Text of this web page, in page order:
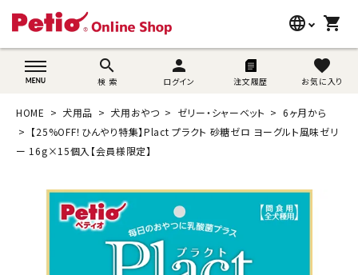
language
wovn-lang-name
shopping_cart
search
検 索
person
ログイン 注文履歴
favorite
お気に入り
search
猫用品
ブランド別に探す
目的別に探す
HOME 犬用品 犬用おやつ ゼリー・シャーベット
6ヶ月から
【25%OFF！ひんやり特集】Plact プラクト 砂糖ゼロ ヨーグルト風味ゼリ
ー 16g×15個入【会員様限定】